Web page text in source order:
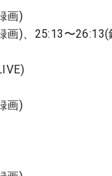
画)
)、25:13〜26:13(
画)